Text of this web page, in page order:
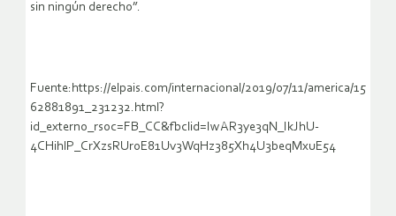
sin ningún derecho”.
Fuente:https://elpais.com/internacional/2019/07/11/america/15
62881891_231232.html?
id_externo_rsoc=FB_CC&fbclid=IwAR3ye3qN_IkJhU-
4CHihlP_CrXzsRUroE81Uv3WqHz385Xh4U3beqMxuE54